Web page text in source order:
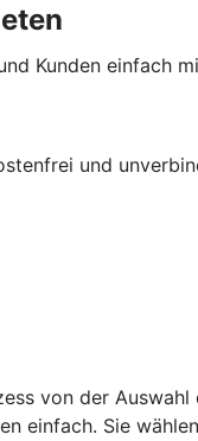
Kunden einfach
und
von der
einfach. Sie